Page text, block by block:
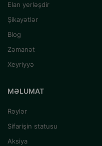
Elan yerləşdir
Şikayətlər
Blog
Zəmanət
Xeyriyyə
MƏLUMAT
Rəylər
Sifarişin statusu
Aksiya